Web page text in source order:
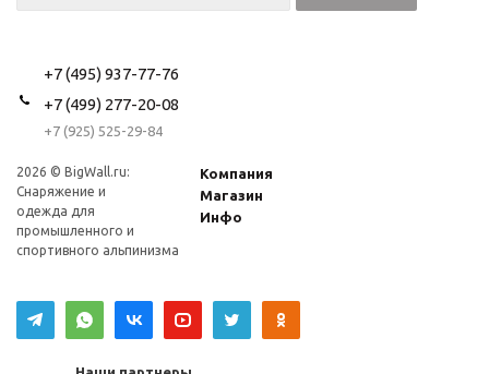
+7 (495) 937-77-76
+7 (499) 277-20-08
+7 (925) 525-29-84
2026 © BigWall.ru:
Снаряжение и
одежда для
промышленного и
спортивного альпинизма
Компания
Магазин
Инфо